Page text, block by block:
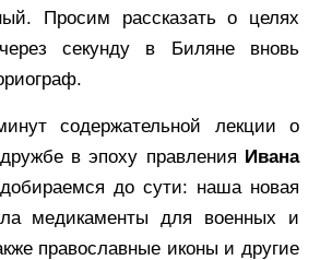
Просим рассказать о целях
секунду в Биляне вновь
содержательной лекции о
в эпоху правления Ивана
до сути: наша новая
медикаменты для военных и
православные иконы и другие